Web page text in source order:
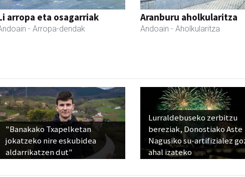
arropa eta osagarriak
- Arropa-dendak
Aranburu aholkularitza
Andoain - Aholkularitza
"Banakako Txapelketan
jokatzeko nire eskubidea
aldarrikatzen dut"
Lurraldebuseko zerbitzu
bereziak, Donostiako Aste
Nagusiko su-artifizialez
ahal izateko